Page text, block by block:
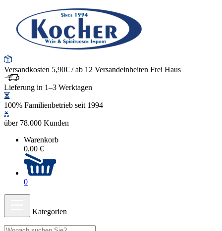
Versandkosten 5,90€ / ab 12 Versandeinheiten Frei Haus
Lieferung in 1–3 Werktagen
100% Familienbetrieb seit 1994
über 78.000 Kunden
Warenkorb
0,00 €
0
Kategorien